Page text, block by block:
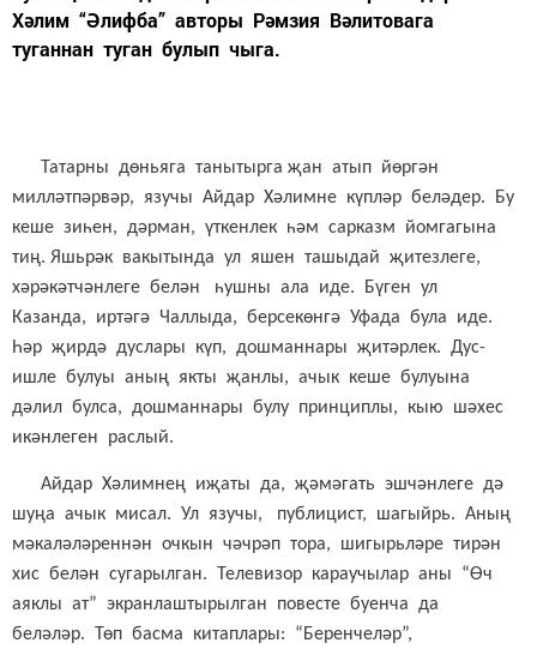
Хәлим “Әлифба” авторы Рәмзия Вәлитовага
туганнан туган булып чыга.
Татарны дөньяга танытырга җан атып йөргән
милләтпәрвәр, язучы Айдар Хәлимне күпләр беләдер. Бу
кеше зиһен, дәрман, үткенлек һәм сарказм йомгагына
тиң. Яшьрәк вакытында ул яшен ташыдай җитезлеге,
хәрәкәтчәнлеге белән һушны ала иде. Бүген ул
Казанда, иртәгә Чаллыда, берсекөнгә Уфада була иде.
Һәр җирдә дуслары күп, дошманнары җитәрлек. Дус-
ишле булуы аның якты җанлы, ачык кеше булуына
дәлил булса, дошманнары булу принциплы, кыю шәхес
икәнлеген раслый.
Айдар Хәлимнең иҗаты да, җәмәгать эшчәнлеге дә
шуңа ачык мисал. Ул язучы, публицист, шагыйрь. Аның
мәкаләләреннән очкын чәчрәп тора, шигырьләре тирән
хис белән сугарылган. Телевизор караучылар аны “Өч
аяклы ат” экранлаштырылган повесте буенча да
беләләр. Төп басма китаплары: “Беренчеләр”,